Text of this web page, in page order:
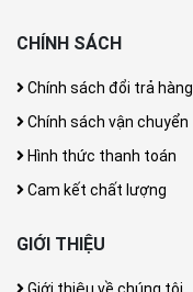
CHÍNH SÁCH
Chính sách đổi trả hàng
Chính sách vận chuyển
Hình thức thanh toán
Cam kết chất lượng
GIỚI THIỆU